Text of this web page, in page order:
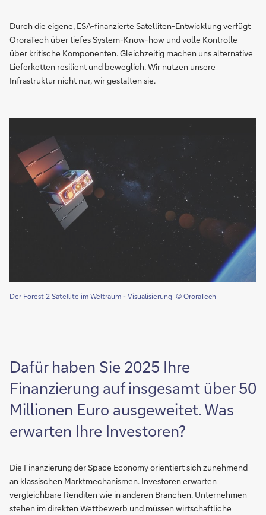
Durch die eigene, ESA-finanzierte Satelliten-Entwicklung verfügt
OroraTech über tiefes System-Know-how und volle Kontrolle
über kritische Komponenten. Gleichzeitig machen uns alternative
Lieferketten resilient und beweglich. Wir nutzen unsere
Infrastruktur nicht nur, wir gestalten sie.
Der Forest 2 Satellite im Weltraum - Visualisierung © OroraTech
Dafür haben Sie 2025 Ihre
Finanzierung auf insgesamt über 50
Millionen Euro ausgeweitet. Was
erwarten Ihre Investoren?
Die Finanzierung der Space Economy orientiert sich zunehmend
an klassischen Marktmechanismen. Investoren erwarten
vergleichbare Renditen wie in anderen Branchen. Unternehmen
stehen im direkten Wettbewerb und müssen wirtschaftliche